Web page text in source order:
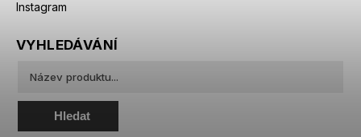
Instagram
VYHLEDÁVÁNÍ
Hledat